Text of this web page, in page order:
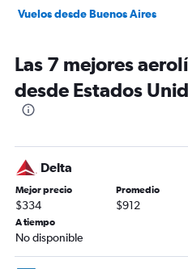
Vuelos desde Buenos Aires
Las 7 mejores
desde Estados
Delta
Mejor precio
$334
Promedio
$912
A tiempo
No disponible